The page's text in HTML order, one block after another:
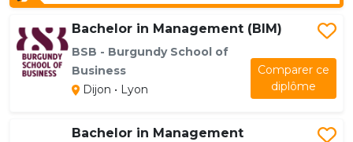
Bachelor in Management (BIM)
BSB - Burgundy School of
Business
Dijon • Lyon
Comparer ce
diplôme
Bachelor in Management